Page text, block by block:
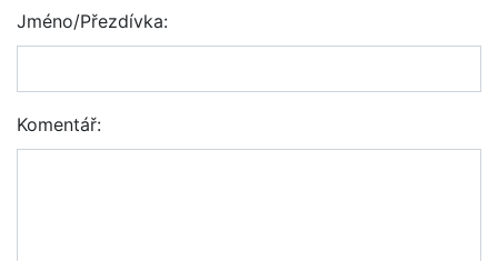
Jméno/Přezdívka:
Komentář: